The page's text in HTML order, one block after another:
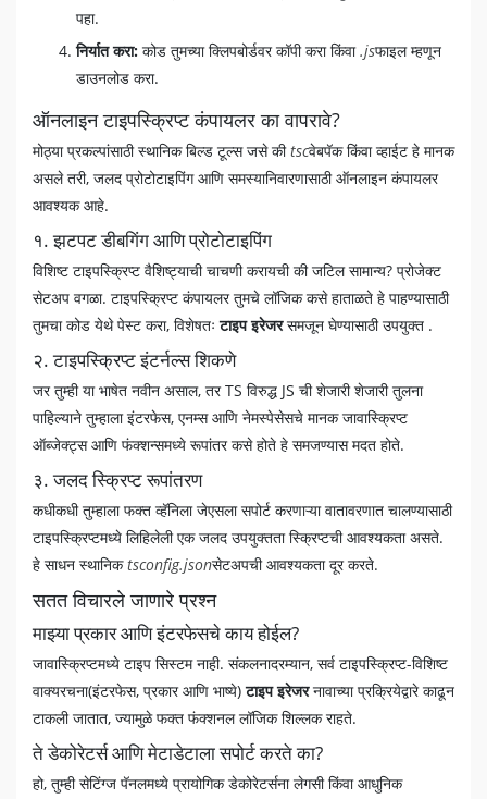
पहा.
निर्यात करा: कोड तुमच्या क्लिपबोर्डवर कॉपी करा किंवा.jsफाइल म्हणून
डाउनलोड करा.
ऑनलाइन टाइपस्क्रिप्ट कंपायलर का वापरावे?
मोठ्या प्रकल्पांसाठी स्थानिक बिल्ड टूल्स जसे कीtscवेबपॅक किंवा व्हाईट हे मानक
असले तरी, जलद प्रोटोटाइपिंग आणि समस्यानिवारणासाठी ऑनलाइन कंपायलर
आवश्यक आहे.
१. झटपट डीबगिंग आणि प्रोटोटाइपिंग
विशिष्ट टाइपस्क्रिप्ट वैशिष्ट्याची चाचणी करायची की जटिल सामान्य? प्रोजेक्ट
सेटअप वगळा. टाइपस्क्रिप्ट कंपायलर तुमचे लॉजिक कसे हाताळते हे पाहण्यासाठी
तुमचा कोड येथे पेस्ट करा, विशेषतःटाइप इरेजरसमजून घेण्यासाठी उपयुक्त .
२. टाइपस्क्रिप्ट इंटर्नल्स शिकणे
जर तुम्ही या भाषेत नवीन असाल, तर TS विरुद्ध JS ची शेजारी शेजारी तुलना
पाहिल्याने तुम्हाला इंटरफेस, एनम्स आणि नेमस्पेसेसचे मानक जावास्क्रिप्ट
ऑब्जेक्ट्स आणि फंक्शन्समध्ये रूपांतर कसे होते हे समजण्यास मदत होते.
३. जलद स्क्रिप्ट रूपांतरण
कधीकधी तुम्हाला फक्त व्हॅनिला जेएसला सपोर्ट करणाऱ्या वातावरणात चालण्यासाठी
टाइपस्क्रिप्टमध्ये लिहिलेली एक जलद उपयुक्तता स्क्रिप्टची आवश्यकता असते.
हे साधन स्थानिकtsconfig.jsonसेटअपची आवश्यकता दूर करते.
सतत विचारले जाणारे प्रश्न
माझ्या प्रकार आणि इंटरफेसचे काय होईल?
जावास्क्रिप्टमध्ये टाइप सिस्टम नाही. संकलनादरम्यान, सर्व टाइपस्क्रिप्ट-विशिष्ट
वाक्यरचना(इंटरफेस, प्रकार आणि भाष्ये)टाइप इरेजरनावाच्या प्रक्रियेद्वारे काढून
टाकली जातात, ज्यामुळे फक्त फंक्शनल लॉजिक शिल्लक राहते.
ते डेकोरेटर्स आणि मेटाडेटाला सपोर्ट करते का?
हो, तुम्ही सेटिंग्ज पॅनलमध्ये प्रायोगिक डेकोरेटर्सना लेगसी किंवा आधुनिक